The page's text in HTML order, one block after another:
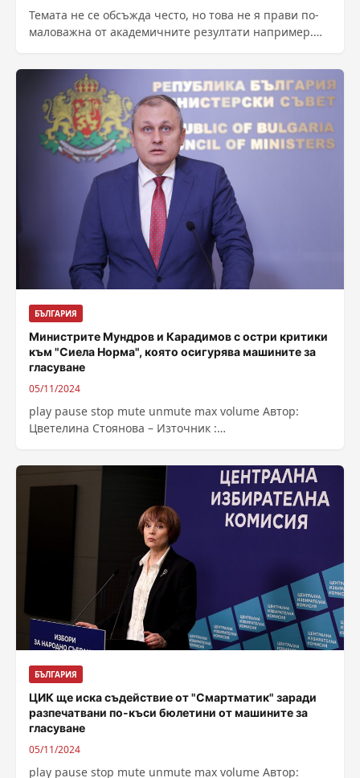
Темата не се обсъжда често, но това не я прави по-
маловажна от академичните резултати например.
БЪЛГАРИЯ
Министрите Мундров и Карадимов с остри критики
към "Сиела Норма", която осигурява машините за
гласуване
05/11/2024
play pause stop mute unmute max volume Автор:
Цветелина Стоянова – Източник :
karadimov-s-ostri-kritiki-kam-siela-norma-koato-
osigurava-mashinite-za-glasuvane
БЪЛГАРИЯ
ЦИК ще иска съдействие от "Смартматик" заради
разпечатвани по-къси бюлетини от машините за
гласуване
05/11/2024
play pause stop mute unmute max volume Автор: